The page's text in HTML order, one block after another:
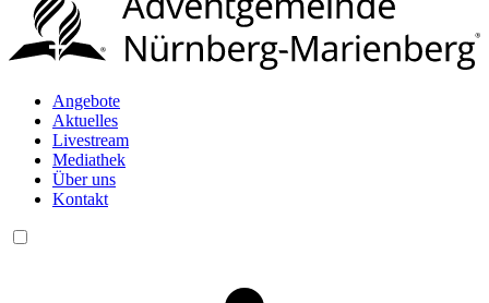
Angebote
Aktuelles
Livestream
Mediathek
Über uns
Kontakt